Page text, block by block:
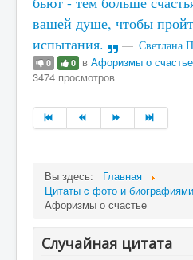
вашей душе, чтобы
испытания.
Светлана
0 0 в Афоризмы о счастье
3474 просмотров
Вы здесь:
Главная
Цитаты c фото и
Афоризмы о счастье
Случайная цитата